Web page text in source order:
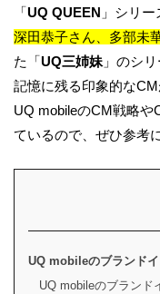
「UQ QUEEN 」シリ
深田恭子さん、多部未
た「UQ三姉妹 」のシ
記憶に残る印象的な
UQ mobileのCM戦略や
ているので、ぜひ参考
UQ mobileのブランド
UQ mobileのブランド